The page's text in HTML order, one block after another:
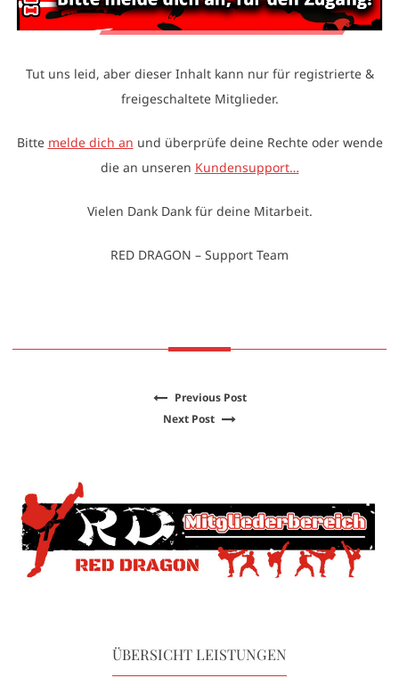
Tut uns leid, aber dieser Inhalt kann nur für registrierte &
freigeschaltete Mitglieder.
Bitte melde dich an und überprüfe deine Rechte oder wende
die an unseren Kundensupport…
Vielen Dank Dank für deine Mitarbeit.
RED DRAGON – Support Team
Previous Post
Next Post
ÜBERSICHT LEISTUNGEN